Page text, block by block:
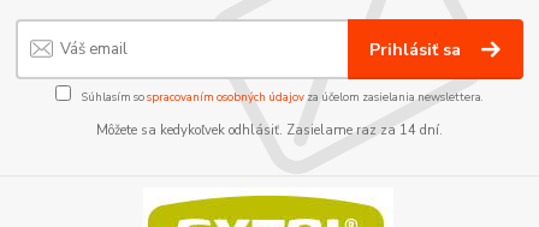
Prihlásiť sa
Súhlasím sospracovaním osobných údajov za účelom zasielania newslettera.
Môžete sa kedykoľvek odhlásiť. Zasielame raz za 14 dní.